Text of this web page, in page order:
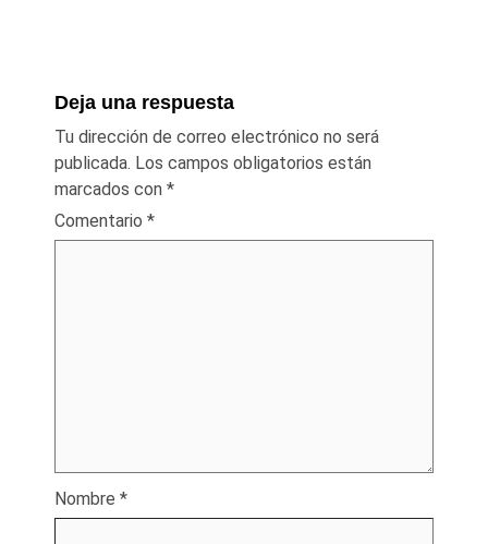
Deja una respuesta
Tu dirección de correo electrónico no será
publicada. Los campos obligatorios están
marcados con *
Comentario *
Nombre *